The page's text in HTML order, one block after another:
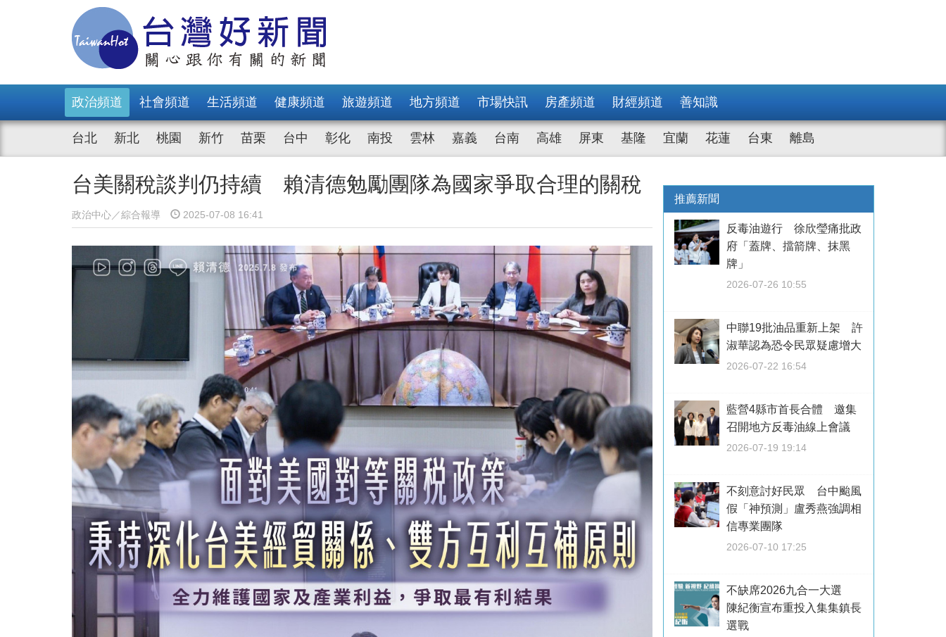
政治頻道 社會頻道 生活頻道 健康頻道 旅遊頻道 地方頻道 市場快訊 房產頻道 財經頻道 善知識
台北 新北 桃園 新竹 苗栗 台中 彰化 南投 雲林 嘉義 台南 高雄 屏東 基隆 宜蘭 花蓮 台東 離島
台美關稅談判仍持續 賴清德勉勵團隊為國家爭取合理的關稅
政治中心／綜合報導 2025-07-08 16:41
推薦新聞
反毒油遊行 徐欣瑩痛批政
府「蓋牌、擋箭牌、抹黑
牌」
2026-07-26 10:55
中聯19批油品重新上架 許
淑華認為恐令民眾疑慮增大
2026-07-22 16:54
藍營4縣市首長合體 邀集
召開地方反毒油線上會議
2026-07-19 19:14
不刻意討好民眾 台中颱風
假「神預測」盧秀燕強調相
信專業團隊
2026-07-10 17:25
不缺席2026九合一大選
陳紀衡宣布重投入集集鎮長
選戰